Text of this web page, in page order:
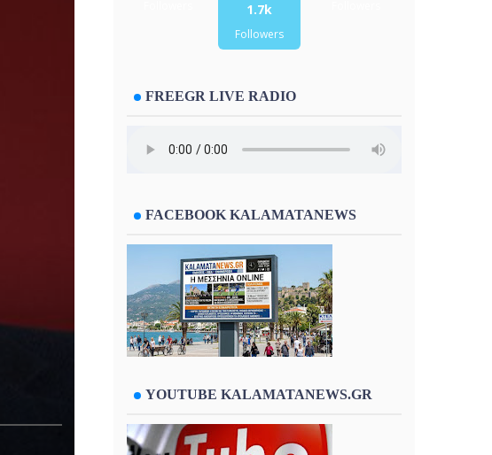
1.7k
Followers
FREEGR LIVE RADIO
FACEBOOK KALAMATANEWS
YOUTUBE KALAMATANEWS.GR